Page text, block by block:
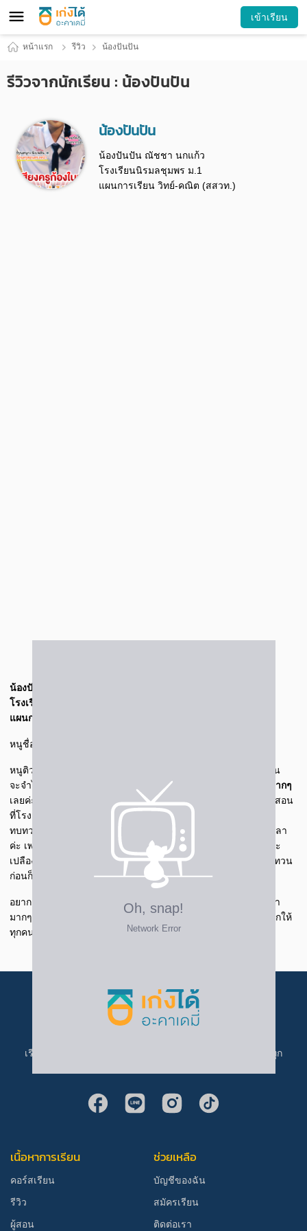
เข้าเรียน
หน้าแรก รีวิว น้องปันปัน
รีวิวจากนักเรียน : น้องปันปัน
น้องปันปัน
น้องปันปัน ณัชชา นกแก้ว
โรงเรียนนิรมลชุมพร ม.1
แผนการเรียน วิทย์-คณิต (สสวท.)
น้องปันปัน ณัชชา นกแก้ว
โรงเรียนนิรมลชุมพร ม.1
แผนการเรียน วิทย์-คณิต (สสวท.)
หนูชื่อปันปัน อยู่ระดับชั้น ม.1 ห้องวิทย์-คณิต เป็นของสสวท.
หนูติวสังคมกับภาษาไทยเป็นหลัก สอนเข้าใจมากค่ะ เวลาหนูฟังมัน
จะจําได้เอง เสียงครูเขาเข้าหูไปเลยค่ะ แบบว่า
คะแนนดีขึ้นเยอะมากๆ
เลยค่ะ ค่อนข้างที่จะสนุกกับการเรียนค่ะ ไม่ค่อยเบื่อ เวลาที่เหมือนสอน
ที่โรงเรียนแล้วหนูไม่เข้าใจ หนูก็จะมาเปิดดูค่ะ แล้วก็ก่อนสอบเพื่อ
ทบทวนสิ่งที่เรียนค่ะ ตัดสินใจว่าเพราะมันค่อนข้างที่จะประหยัดเวลา
ค่ะ เพราะถ้าหนูไปเรียนพิเศษข้างนอกก็จะเสียค่าน้ํามัน ค่อนข้างจะ
เปลืองเงินมากๆ หนูก็เลยคิดว่าถ้าเรียนที่บ้านแล้วก็เราสามารถทบทวน
ก่อนก็ได้ค่ะ ก็เลยคิดว่ามันเป็นข้อดี ก็เลยเลือกสมัครมาค่ะ
อยากเชิญชวนให้ทุกคนมาลองเรียนก่อนนะคะ เพราะประหยัดเวลา
มากๆ เลย เพราะเราสามารถดูตอนไหนก็ได้ สถานที่ไหนก็ได้ อยากให้
ทุกคนลองมาเรียนจริงๆ ค่ะ
เรียนที่ เก่งได้ อะคาเดมี่ ราคาเข้าถึงง่าย ครบทุกคอร์ส เก่งได้ทุก
เนื้อหาการเรียน
คอร์สเรียน
รีวิว
ผู้สอน
ช่วยเหลือ
บัญชีของฉัน
สมัครเรียน
ติดต่อเรา